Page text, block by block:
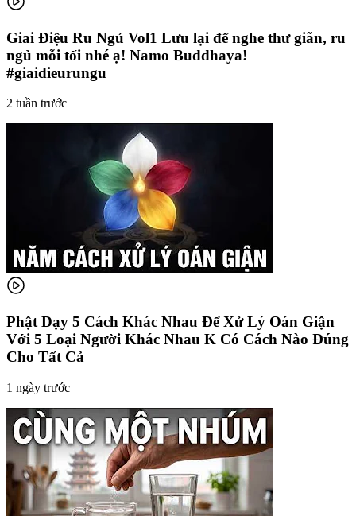
Giai Điệu Ru Ngủ Vol1 Lưu lại để nghe thư giãn, ru
ngủ mỗi tối nhé ạ! Namo Buddhaya!
#giaidieurungu
2 tuần trước
Phật Dạy 5 Cách Khác Nhau Để Xử Lý Oán Giận
Với 5 Loại Người Khác Nhau K Có Cách Nào Đúng
Cho Tất Cả
1 ngày trước